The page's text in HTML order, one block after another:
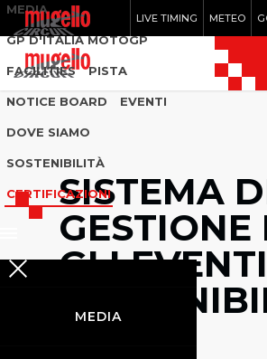
LIVE TIMING METEO
MEDIA
GP D'ITALIA MOTOGP
FACILITIES PISTA
NOTICE BOARD EVENTI
DOVE SIAMO
SOSTENIBILITÀ
CERTIFICAZIONI
MEDIA
SISTEMA
GESTIONE
GLI EVENTI
20121